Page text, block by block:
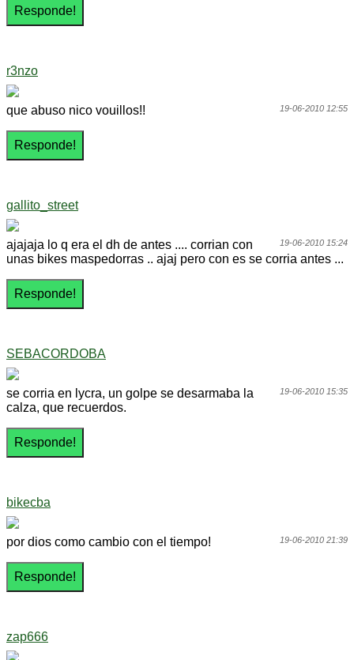
r3nzo
19-06-2010 12:55
que abuso nico vouillos!!
gallito_street
19-06-2010 15:24
ajajaja lo q era el dh de antes .... corrian con
unas bikes maspedorras .. ajaj pero con es se corria antes ...
SEBACORDOBA
19-06-2010 15:35
se corria en lycra, un golpe se desarmaba la
calza, que recuerdos.
bikecba
19-06-2010 21:39
por dios como cambio con el tiempo!
zap666